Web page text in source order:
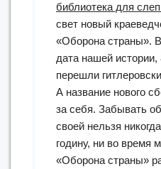
библиотека для
свет новый
«Оборона страны».
дата нашей истории,
перешли
А название нового
за себя. Забывать
своей нельзя
годину, ни во время
«Оборона страны»